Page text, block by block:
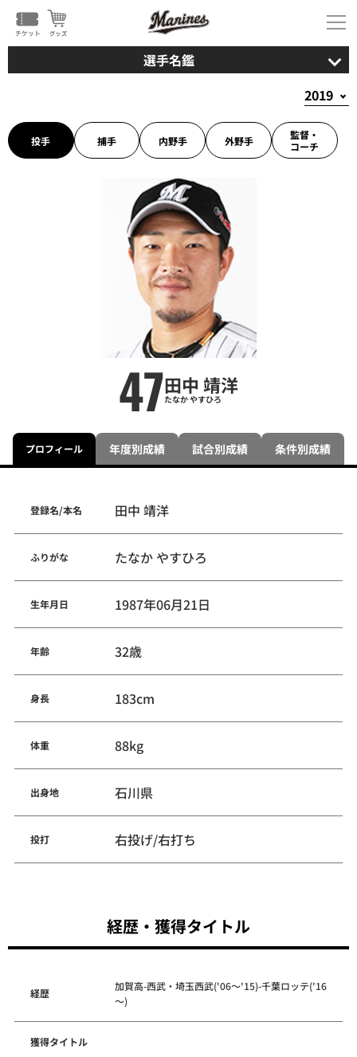
選手名鑑
投手 捕手 内野手 外野手
監督・
コーチ
47田中 靖洋
たなか やすひろ
プロフィール 年度別成績 試合別成績 条件別成績
登録名/本名 田中 靖洋
ふりがな たなか やすひろ
生年月日 1987年06月21日
年齢 32歳
身長 183cm
体重 88kg
出身地 石川県
投打 右投げ/右打ち
経歴・獲得タイトル
経歴
加賀高-西武・埼玉西武('06～'15)-千葉ロッテ('16
～)
獲得タイトル